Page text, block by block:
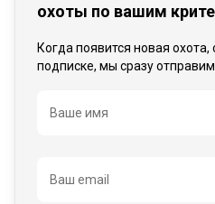
охоты по вашим
Когда появится новая
подписке, мы сразу
Название
Ваше имя
Ваш email